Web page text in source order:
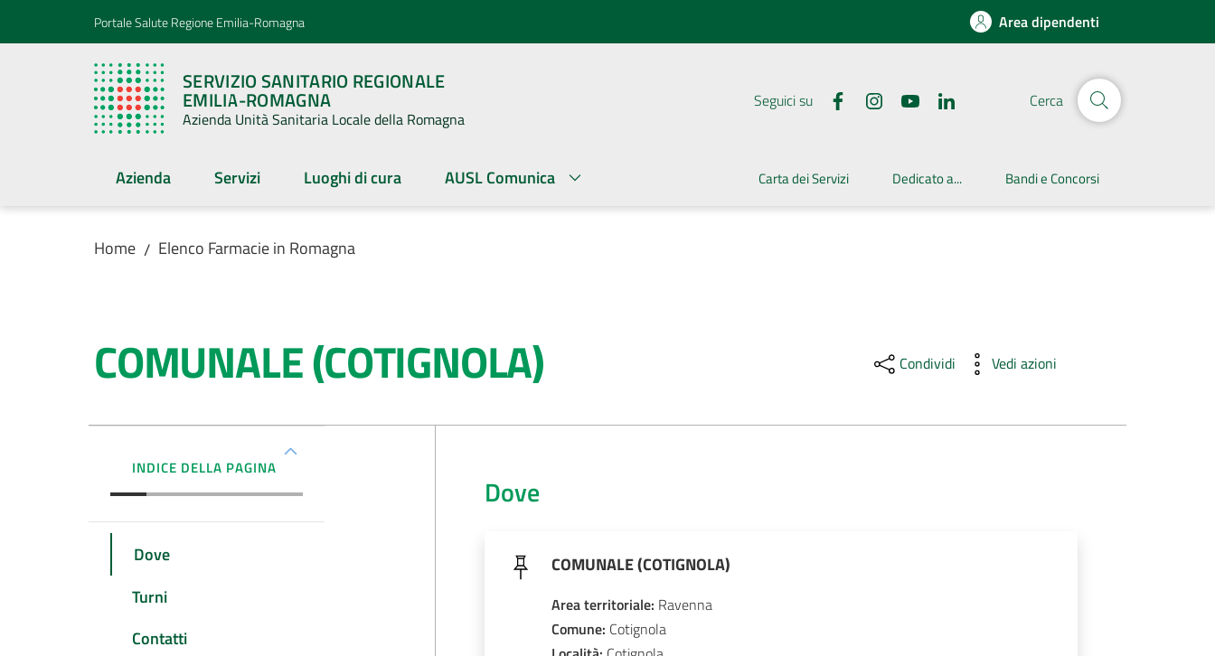
Vai al contenuto
Vai alla navigazionePortale Salute Regione Emilia-Romagna Area dipendenti
SERVIZIO SANITARIO REGIONALE
EMILIA-ROMAGNA
Azienda Unità Sanitaria Locale della Romagna
Seguici su Cerca
Azienda Servizi Luoghi di cura AUSL Comunica Carta dei Servizi Dedicato a... Bandi e Concorsi
Home / Elenco Farmacie in Romagna
COMUNALE (COTIGNOLA) Condividi Vedi azioni
INDICE DELLA PAGINA
Dove
Turni
Contatti
Dove
COMUNALE (COTIGNOLA)
Area territoriale: Ravenna
Comune: Cotignola